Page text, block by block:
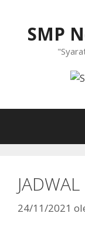
SMP
24/11/2021